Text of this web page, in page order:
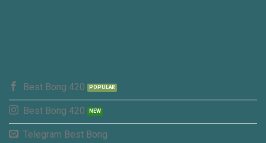
Best Bong 420
Best Bong 420
Telegram Best Bong